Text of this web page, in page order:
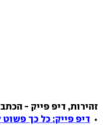
זהירות, דיפ פייק -
דיפ פייק: כל כך